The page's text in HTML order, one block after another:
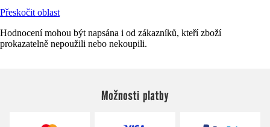
Přeskočit oblast
Hodnocení mohou být napsána i od zákazníků, kteří zboží
prokazatelně nepoužili nebo nekoupili.
Možnosti platby